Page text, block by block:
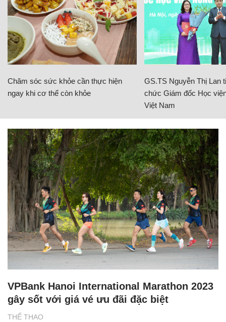
Chăm sóc sức khỏe cần thực hiện
ngay khi cơ thể còn khỏe
GS.TS Nguyễn Thị Lan
chức Giám đốc Học
Việt Nam
THỂ THAO
VPBank Hanoi International Marathon 2023
gây sốt với giá vé ưu đãi đặc biệt